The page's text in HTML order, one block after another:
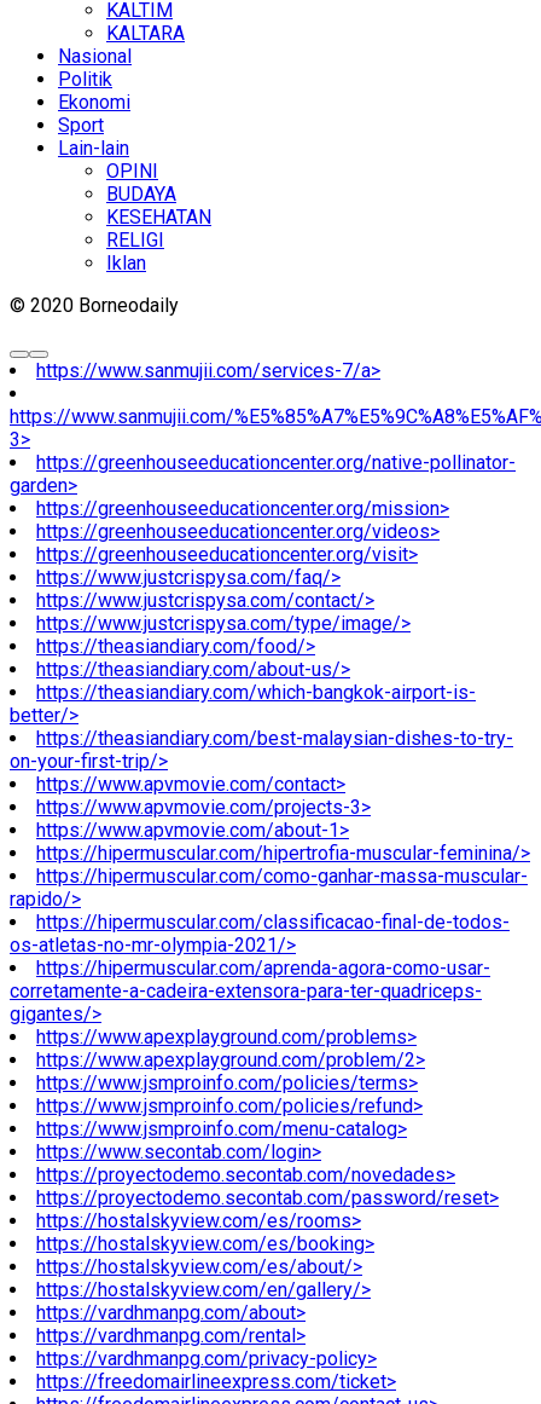
KALTIM
KALTARA
Nasional
Politik
Ekonomi
Sport
Lain-lain
OPINI
BUDAYA
KESEHATAN
RELIGI
Iklan
© 2020 Borneodaily
https://www.sanmujii.com/services-7/a>
https://www.sanmujii.com/
3>
https://greenhouseeducationcenter.org/native-pollinator-
garden>
https://greenhouseeducationcenter.org/mission>
https://greenhouseeducationcenter.org/videos>
https://greenhouseeducationcenter.org/visit>
https://www.justcrispysa.com/faq/>
https://www.justcrispysa.com/contact/>
https://www.justcrispysa.com/type/image/>
https://theasiandiary.com/food/>
https://theasiandiary.com/about-us/>
https://theasiandiary.com/which-bangkok-airport-is-
better/>
https://theasiandiary.com/best-malaysian-dishes-to-try-
on-your-first-trip/>
https://www.apvmovie.com/contact>
https://www.apvmovie.com/projects-3>
https://www.apvmovie.com/about-1>
https://hipermuscular.com/hipertrofia-muscular-feminina/>
https://hipermuscular.com/como-ganhar-massa-muscular-
rapido/>
https://hipermuscular.com/classificacao-final-de-todos-
os-atletas-no-mr-olympia-2021/>
https://hipermuscular.com/aprenda-agora-como-usar-
corretamente-a-cadeira-extensora-para-ter-quadriceps-
gigantes/>
https://www.apexplayground.com/problems>
https://www.apexplayground.com/problem/2>
https://www.jsmproinfo.com/policies/terms>
https://www.jsmproinfo.com/policies/refund>
https://www.jsmproinfo.com/menu-catalog>
https://www.secontab.com/login>
https://proyectodemo.secontab.com/novedades>
https://proyectodemo.secontab.com/password/reset>
https://hostalskyview.com/es/rooms>
https://hostalskyview.com/es/booking>
https://hostalskyview.com/es/about/>
https://hostalskyview.com/en/gallery/>
https://vardhmanpg.com/about>
https://vardhmanpg.com/rental>
https://vardhmanpg.com/privacy-policy>
https://freedomairlineexpress.com/ticket>